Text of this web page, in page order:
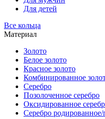
Для детей
Все кольца
Материал
Золото
Белое золото
Красное золото
Комбинированное
Серебро
Позолоченное серебро
Оксидированное
Серебро